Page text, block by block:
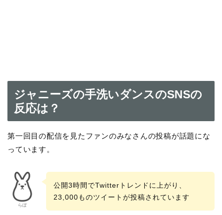
ジャニーズの手洗いダンスのSNSの
反応は？
第一回目の配信を見たファンのみなさんの投稿が話題にな
っています。
らぼ
公開3時間でTwitterトレンドに上がり、
23,000ものツイートが投稿されています